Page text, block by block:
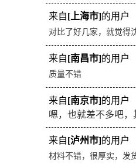
来自[上海市]的用户
对比了好几家，就觉得
来自[南昌市]的用户
质量不错
来自[南京市]的用户
嗯，也就差不多吧，
来自[泸州市]的用户
材料不错，很厚实，发